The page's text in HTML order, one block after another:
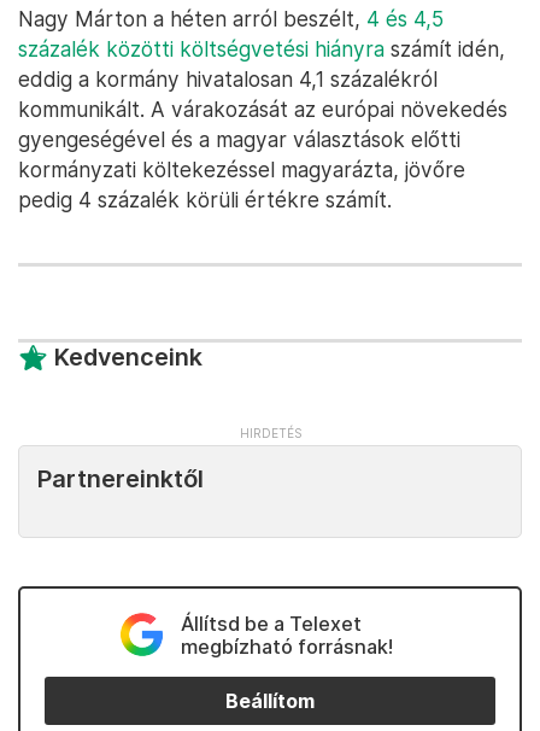
Nagy Márton a héten arról beszélt, 4 és 4,5
százalék közötti költségvetési hiányra számít idén,
eddig a kormány hivatalosan 4,1 százalékról
kommunikált. A várakozását az európai növekedés
gyengeségével és a magyar választások előtti
kormányzati költekezéssel magyarázta, jövőre
pedig 4 százalék körüli értékre számít.
Kedvenceink
Partnereinktől
Állítsd be a Telexet
megbízható forrásnak!
Beállítom